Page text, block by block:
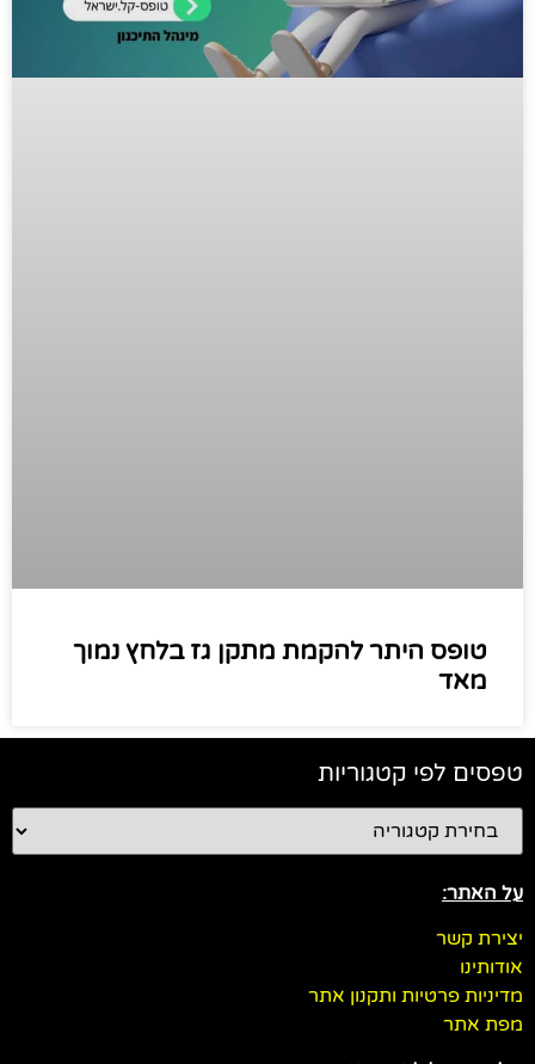
טופס היתר להקמת מתקן גז בלחץ נמוך
מאד
טפסים לפי קטגוריות
על האתר:
יצירת קשר
אודותינו
מדיניות פרטיות ותקנון אתר
מפת אתר